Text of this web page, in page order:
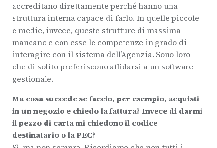
accreditano direttamente perché hanno una
struttura interna capace di farlo. In quelle piccole
e medie, invece, queste strutture di massima
mancano e con esse le competenze in grado di
interagire con il sistema dell’Agenzia. Sono loro
che di solito preferiscono affidarsi a un software
gestionale.
Ma cosa succede se faccio, per esempio, acquisti
in un negozio e chiedo la fattura? Invece di darmi
il pezzo di carta mi chiedono il codice
destinatario o la PEC?